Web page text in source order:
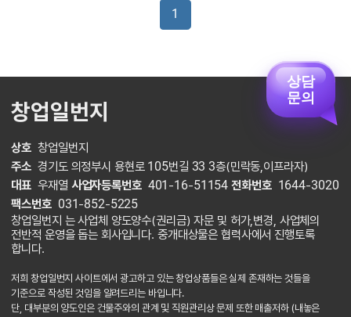
1
창업일번지
상호 창업일번지
주소 경기도 의정부시 용현로 105번길 33 3층(민락동,이프라자)
대표 우재열 사업자등록번호 401-16-51154 전화번호 1644-3020
팩스번호 031-852-5225
창업일번지 는 사업체 양도양수(권리금) 자문 및 허가,변경, 사업체의
전반적 운영을 돕는 회사입니다. 중개대상물은 협력사에서 진행토록
합니다.
저희 창업일번지 사이트에서 광고하고 있는 창업상품들은 실제 존재하는 것들을
기준으로 작성된 것임을 알려드리는 바입니다.
단, 대부분의 양도인은 건물주와의 관계 및 직원관리상 문제 또한 매출저하 (내놓은
상담
문의